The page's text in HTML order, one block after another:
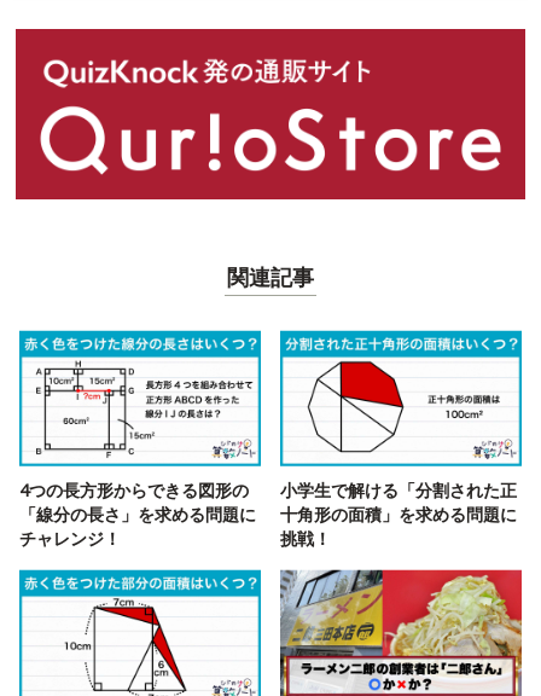
関連記事
4つの長方形からできる図形の
「線分の長さ」を求める問題に
チャレンジ！
小学生で解ける「分割された正
十角形の面積」を求める問題に
挑戦！